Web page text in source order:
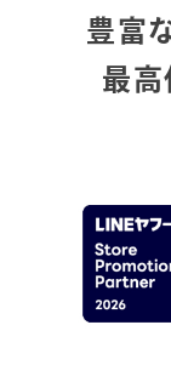
豊富
最高